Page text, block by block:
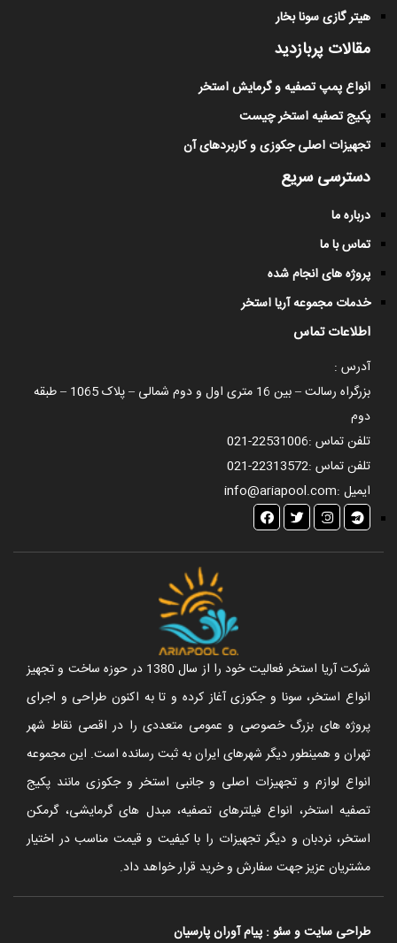
هیتر گازی سونا بخار
مقالات پربازدید
انواع پمپ تصفیه و گرمایش استخر
پکیج تصفیه استخر چیست
تجهیزات اصلی جکوزی و کاربردهای آن
دسترسی سریع
درباره ما
تماس با ما
پروژه های انجام شده
خدمات مجموعه آریا استخر
اطلاعات تماس
آدرس :
بزرگراه رسالت – بین 16 متری اول و دوم شمالی – پلاک 1065 – طبقه
دوم
تلفن تماس :021-22531006
تلفن تماس :021-22313572
ایمیل :info@ariapool.com
شرکت آریا استخر فعالیت خود را از سال 1380 در حوزه ساخت و تجهیز
انواع استخر، سونا و جکوزی آغاز کرده و تا به اکنون طراحی و اجرای
پروژه های بزرگ خصوصی و عمومی متعددی را در اقصی نقاط شهر
تهران و همینطور دیگر شهرهای ایران به ثبت رسانده است. این مجموعه
انواع لوازم و تجهیزات اصلی و جانبی استخر و جکوزی مانند پکیج
تصفیه استخر، انواع فیلترهای تصفیه، مبدل های گرمایشی، گرمکن
استخر، نردبان و دیگر تجهیزات را با کیفیت و قیمت مناسب در اختیار
مشتریان عزیز جهت سفارش و خرید قرار خواهد داد.
طراحی سایتوسئو : پیام آوران پارسیان